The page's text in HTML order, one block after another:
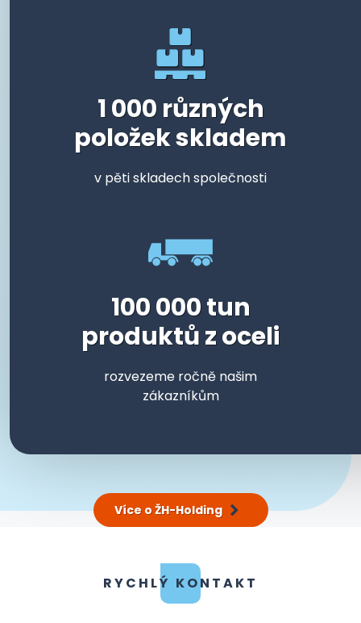
1 000 různých
položek skladem
v pěti skladech společnosti
100 000 tun
produktů z oceli
rozvezeme ročně našim
zákazníkům
Více o ŽH-Holding
RYCHLÝ KONTAKT